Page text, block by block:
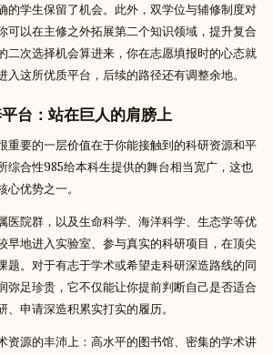
的学生保留了机会。此外，双学位与辅修制度对
可以在主修之外拓展第二个知识领域，提升复合
二次选择机会算进来，你在志愿填报时的心态就
入这所优质平台，后续的路径还有调整余地。
台：站在巨人的肩膀上
重要的一层价值在于你能接触到的科研资源和平
综合性985给本科生提供的舞台相当宽广，这也
优势之一。
医院群，以及生命科学、海洋科学、生态学等优
早地进入实验室、参与真实的科研项目，在顶尖
题。对于有志于学术或希望走科研深造路线的同
弥足珍贵，它不仅能让你提前判断自己是否适合
申请深造积累实打实的履历。
资源的丰沛上：高水平的图书馆、密集的学术讲